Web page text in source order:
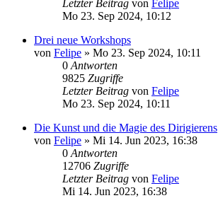
Letzter Beitrag von Felipe
Mo 23. Sep 2024, 10:12
Drei neue Workshops
von Felipe » Mo 23. Sep 2024, 10:11
0 Antworten
9825 Zugriffe
Letzter Beitrag von Felipe
Mo 23. Sep 2024, 10:11
Die Kunst und die Magie des Dirigierens
von Felipe » Mi 14. Jun 2023, 16:38
0 Antworten
12706 Zugriffe
Letzter Beitrag von Felipe
Mi 14. Jun 2023, 16:38